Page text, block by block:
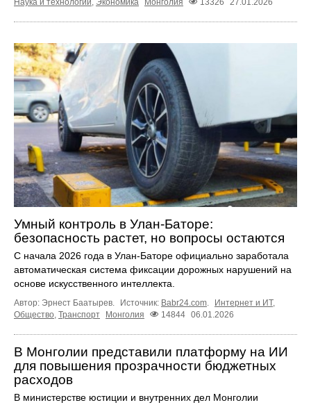
Умный контроль в Улан-Баторе:
безопасность растет, но вопросы остаются
С начала 2026 года в Улан-Баторе официально заработала
автоматическая система фиксации дорожных нарушений на
основе искусственного интеллекта.
Автор: Эрнест Баатырев. Источник: Babr24.com. Интернет и ИТ,
Общество, Транспорт Монголия 14844 06.01.2026
В Монголии представили платформу на ИИ
для повышения прозрачности бюджетных
расходов
В министерстве юстиции и внутренних дел Монголии